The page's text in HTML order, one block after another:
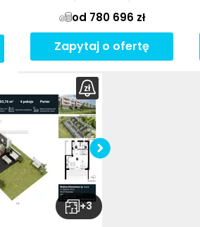
od 780 696 zł
Zapytaj o ofertę
+3